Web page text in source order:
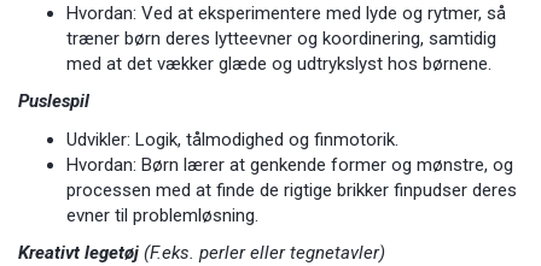
Hvordan: Ved at eksperimentere med lyde og rytmer, så
træner børn deres lytteevner og koordinering, samtidig
med at det vækker glæde og udtrykslyst hos børnene.
Puslespil
Udvikler: Logik, tålmodighed og finmotorik.
Hvordan: Børn lærer at genkende former og mønstre, og
processen med at finde de rigtige brikker finpudser deres
evner til problemløsning.
Kreativt legetøj (F.eks. perler eller tegnetavler)